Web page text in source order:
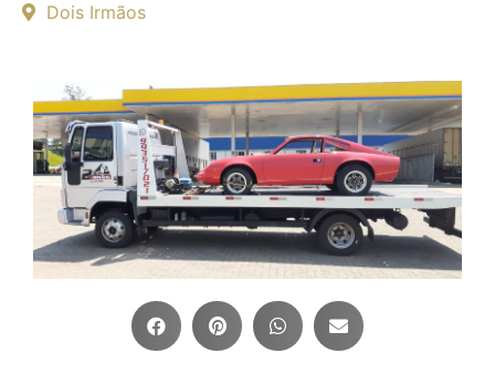
Dois Irmãos